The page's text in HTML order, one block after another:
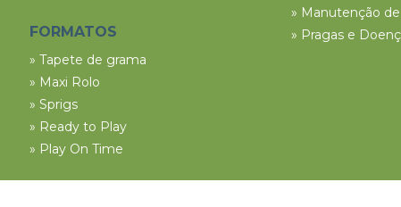
FORMATOS
» Tapete de grama
» Maxi Rolo
» Sprigs
» Ready to Play
» Play On Time
» Manutenção
» Pragas e